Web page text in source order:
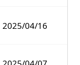
2025/04/16